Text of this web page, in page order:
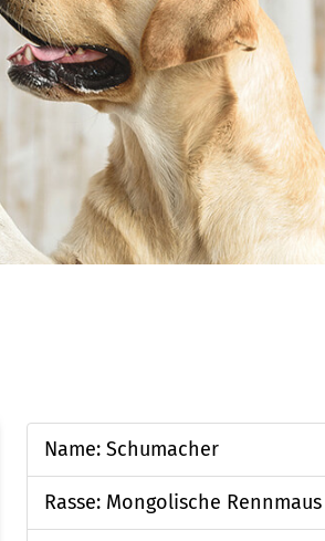
Name: Schumacher
Rasse: Mongolische Rennmaus